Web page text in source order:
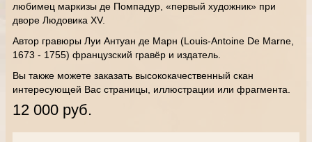
любимец маркизы де Помпадур, «первый художник» при
дворе Людовика XV.
Автор гравюры Луи Антуан де Марн (Louis-Antoine De Marne,
1673 - 1755) французский гравёр и издатель.
Вы также можете заказать высококачественный скан
интересующей Вас страницы, иллюстрации или фрагмента.
12 000 руб.